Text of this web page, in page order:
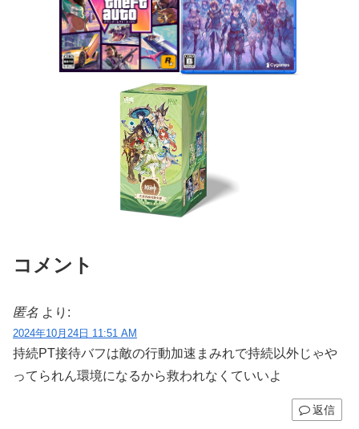
コメント
匿名 より:
2024年10月24日 11:51 AM
持続PT接待バフは敵の行動加速まみれで持続以外じゃや
ってられん環境になるから救われなくていいよ
返信